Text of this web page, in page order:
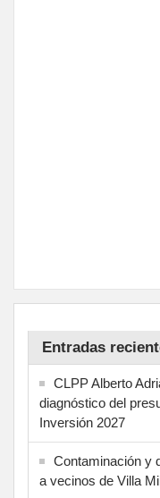
Entradas
CLPP Alberto
diagnóstico del
Inversión 2027
Contaminación y
a vecinos de Villa